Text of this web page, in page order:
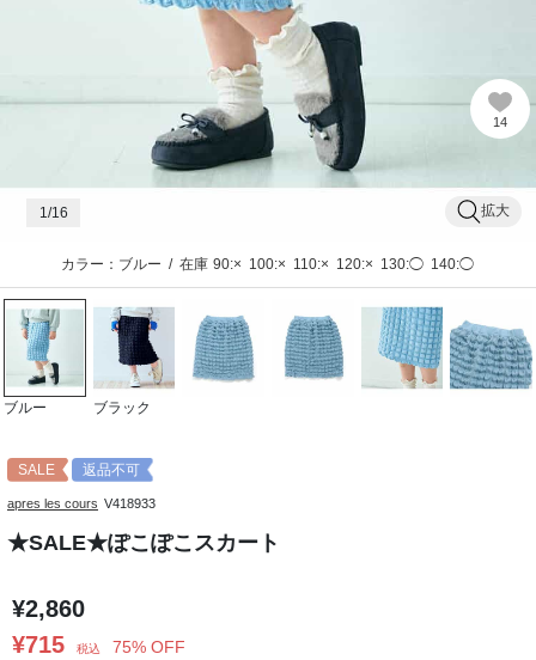
14
拡大
1 /16
カラー：ブルー / 在庫 90:× 100:× 110:× 120:× 130:◯ 140:◯
ブルー ブラック
SALE 返品不可
apres les cours V418933
★SALE★ぽこぽこスカート
¥2,860
¥715
税込 75% OFF